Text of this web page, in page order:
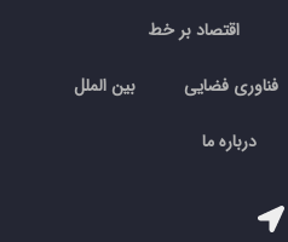
اقتصاد بر خط
فناوری فضایی بین الملل
درباره ما